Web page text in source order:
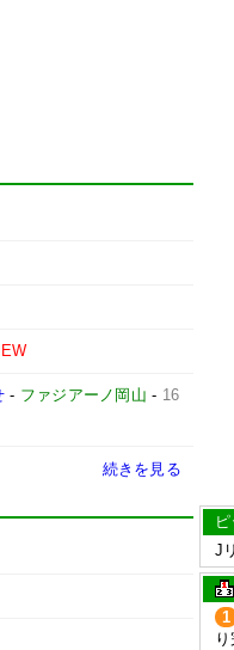
- ファジアーノ岡山 - 16
続きを見る
J
1